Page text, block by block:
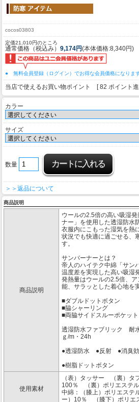
cocos03803
定価21,010円のところ
通常価格（税込み） 9,174円(本体価格:8,340円)
● 無料会員登録（ログイン）でお得な会員価格になり
当店で使えるお買い物ポイント [ 82 ポイント
カラー
サイズ
数量
＞＞返品について
商品説明
商品説明
ウールの2.5倍の高い吸湿
ナー」を使用した透湿防水
衣服内にこもった湿気を熱
状況でも快適に過ごせる、
す。
サンバーナーとは？
帝人のハイテク中綿「サン
温度差を実現した高い吸湿
発熱量はウールの2.5倍、
能、サラッとした着心地を
■ダブルドットボタン
■脇シャーリング
■両脇サイドスルーポケット
透湿防水ファブリック 耐
ｇ/m・24h
●透湿防水 ●反射 ●消臭
●樹脂ドットボタン
使用素材
（表）タッサー （裏）
100％ （裏）ポリエステ
中綿：（膝上）ポリエステ
ー）10％ （膝下）ポリエ